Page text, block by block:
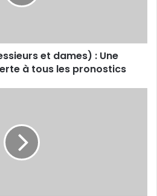
et dames) : Une
à tous les pronostics